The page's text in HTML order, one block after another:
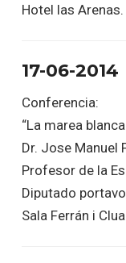
Hotel las
17-06-2014
Conferencia:
“La marea
Dr. Jose Manuel
Profesor de la
Diputado
Sala Ferrán i